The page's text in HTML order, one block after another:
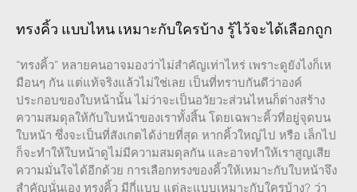
ทรงคิ้ว แบบไหน เหมาะกับใครบ้าง รู้ไว้จะได้เลือกถูก
“ทรงคิ้ว” หลายคนอาจมองว่าไม่สำคัญเท่าไหร่ เพราะดูยังไงก็เห
มือนๆ กัน แต่แท้จริงแล้วไม่ใช่เลย เป็นที่ทราบกันดีว่าองค์
ประกอบของใบหน้านั้น ไม่ว่าจะเป็นอวัยวะส่วนไหนก็ต่างสร้าง
ความสมดุลให้กับใบหน้าของเราทั้งสิ้น โดยเฉพาะคิ้วที่อยู่จุดบน
ใบหน้า ซึ่งจะเป็นที่สังเกตได้ง่ายที่สุด หากคิ้วใหญ่ไป หรือ เล็กไป
ก็จะทำให้ใบหน้าดูไม่มีความสมดุลกัน และอาจทำให้เราสูญเสีย
ความมั่นใจได้อีกด้วย การเลือกทรงของคิ้วให้เหมาะกับใบหน้าจึง
สำคัญนั่นเอง ทรงคิ้ว มีกี่แบบ แต่ละแบบเหมาะกับใครบ้าง? ว่า